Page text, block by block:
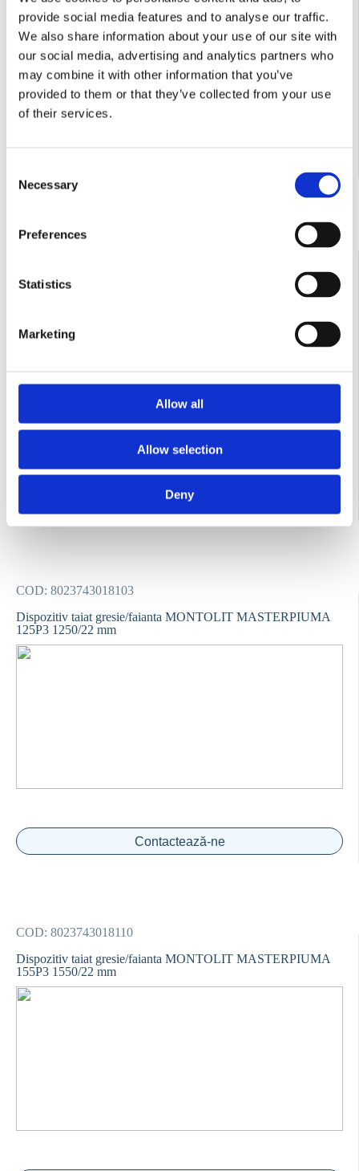
provide social media features and to analyse our traffic.
We also share information about your use of our site with
our social media, advertising and analytics partners who
may combine it with other information that you’ve
provided to them or that they’ve collected from your use
of their services.
Selection
Necessary
Preferences
Statistics
Marketing
Allow all
Allow selection
Deny
Dispozitiv taiat gresie/faianta MONTOLIT MASTERPIUMA
93P3 930/22 mm
Contactează-ne
COD: 8023743018103
Dispozitiv taiat gresie/faianta MONTOLIT MASTERPIUMA
125P3 1250/22 mm
Contactează-ne
COD: 8023743018110
Dispozitiv taiat gresie/faianta MONTOLIT MASTERPIUMA
155P3 1550/22 mm